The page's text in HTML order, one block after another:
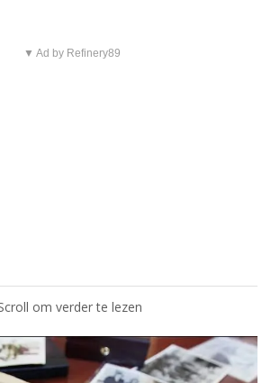
▼ Ad by Refinery89
om verder te lezen